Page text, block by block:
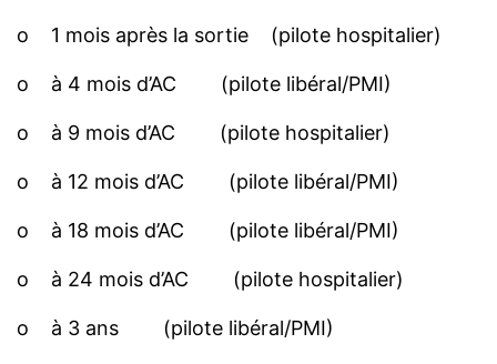
o 1 mois après la sortie (pilote hospitalier)
o à 4 mois d’AC (pilote libéral/PMI)
o à 9 mois d’AC (pilote hospitalier)
o à 12 mois d’AC (pilote libéral/PMI)
o à 18 mois d’AC (pilote libéral/PMI)
o à 24 mois d’AC (pilote hospitalier)
o à 3 ans (pilote libéral/PMI)